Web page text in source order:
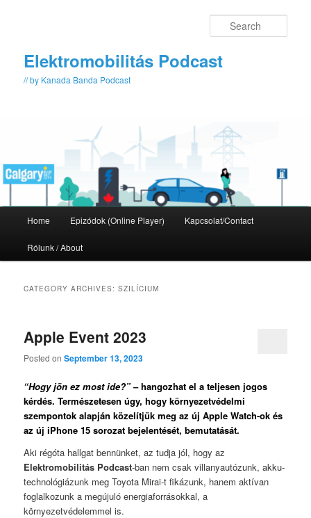
Elektromobilitás Podcast
// by Kanada Banda Podcast
Home Epizódok (Online Player) Kapcsolat/Contact
Rólunk / About
CATEGORY ARCHIVES:SZILÍCIUM
Apple Event 2023
Posted onSeptember 13, 2023
“Hogy jön ez most ide?”– hangozhat el a teljesen jogos
kérdés. Természetesen úgy, hogy környezetvédelmi
szempontok alapján közelítjük meg az új Apple Watch-ok és
az új iPhone 15 sorozat bejelentését, bemutatását.
Aki régóta hallgat bennünket, az tudja jól, hogy az
Elektromobilitás Podcast-ban nem csak villanyautózunk, akku-
technológiázunk meg Toyota Mirai-t fikázunk, hanem aktívan
foglalkozunk a megújuló energiaforrásokkal, a
környezetvédelemmel is.